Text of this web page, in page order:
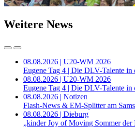
Weitere News
08.08.2026 | U20-WM 2026
Eugene Tag 4 | Die DLV-Talente in
08.08.2026 | U20-WM 2026
Eugene Tag 4 | Die DLV-Talente in
08.08.2026 | Notizen
Flash-News & EM-Splitter am
08.08.2026 | Dieburg
„kinder Joy of Moving Sommer